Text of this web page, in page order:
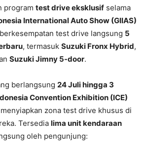
program test drive eksklusif selama
International Auto Show (GIIAS)
test drive langsung 5
, termasuk Suzuki Fronx Hybrid,
Suzuki Jimny 5-door.
berlangsung 24 Juli hingga 3
Convention Exhibition (ICE)
zona test drive khusus di
Tersedia lima unit kendaraan
oleh pengunjung: